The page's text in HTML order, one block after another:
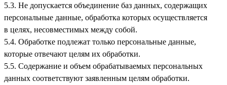
5.3. Не допускается объединение баз данных, содержащих
персональные данные, обработка которых осуществляется
в целях, несовместимых между собой.
5.4. Обработке подлежат только персональные данные,
которые отвечают целям их обработки.
5.5. Содержание и объем обрабатываемых персональных
данных соответствуют заявленным целям обработки.